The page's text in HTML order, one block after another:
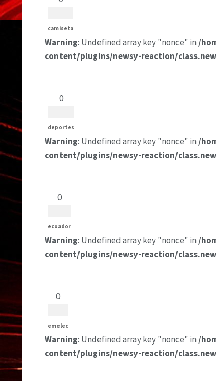
camiseta
Warning: Undefined array key "nonce" in /
content/plugins/newsy-reaction/
0
deportes
Warning: Undefined array key "nonce" in /
content/plugins/newsy-reaction/
0
ecuador
Warning: Undefined array key "nonce" in /
content/plugins/newsy-reaction/
0
emelec
Warning: Undefined array key "nonce" in /
content/plugins/newsy-reaction/